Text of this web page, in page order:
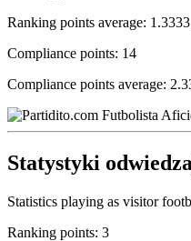
Ranking points average:
Compliance points: 14
Compliance points average:
Statystyki
Statistics playing as visitor
Ranking points: 3